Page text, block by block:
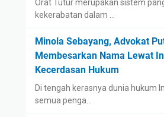
Orat Tutur merupakan sistem
kekerabatan dalam …
Minola Sebayang, Advokat
Membesarkan Nama Lewat
Kecerdasan Hukum
Di tengah kerasnya dunia hukum
semua penga…